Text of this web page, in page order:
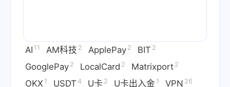
AI 11 AM科技 2 ApplePay 2 BIT 2
GooglePay 2 LocalCard 2 Matrixport 2
OKX 1 USDT 4 U卡 2 U卡出入金 1 VPN 26